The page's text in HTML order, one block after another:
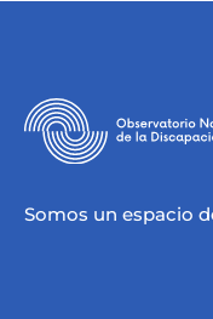
Somos un espacio